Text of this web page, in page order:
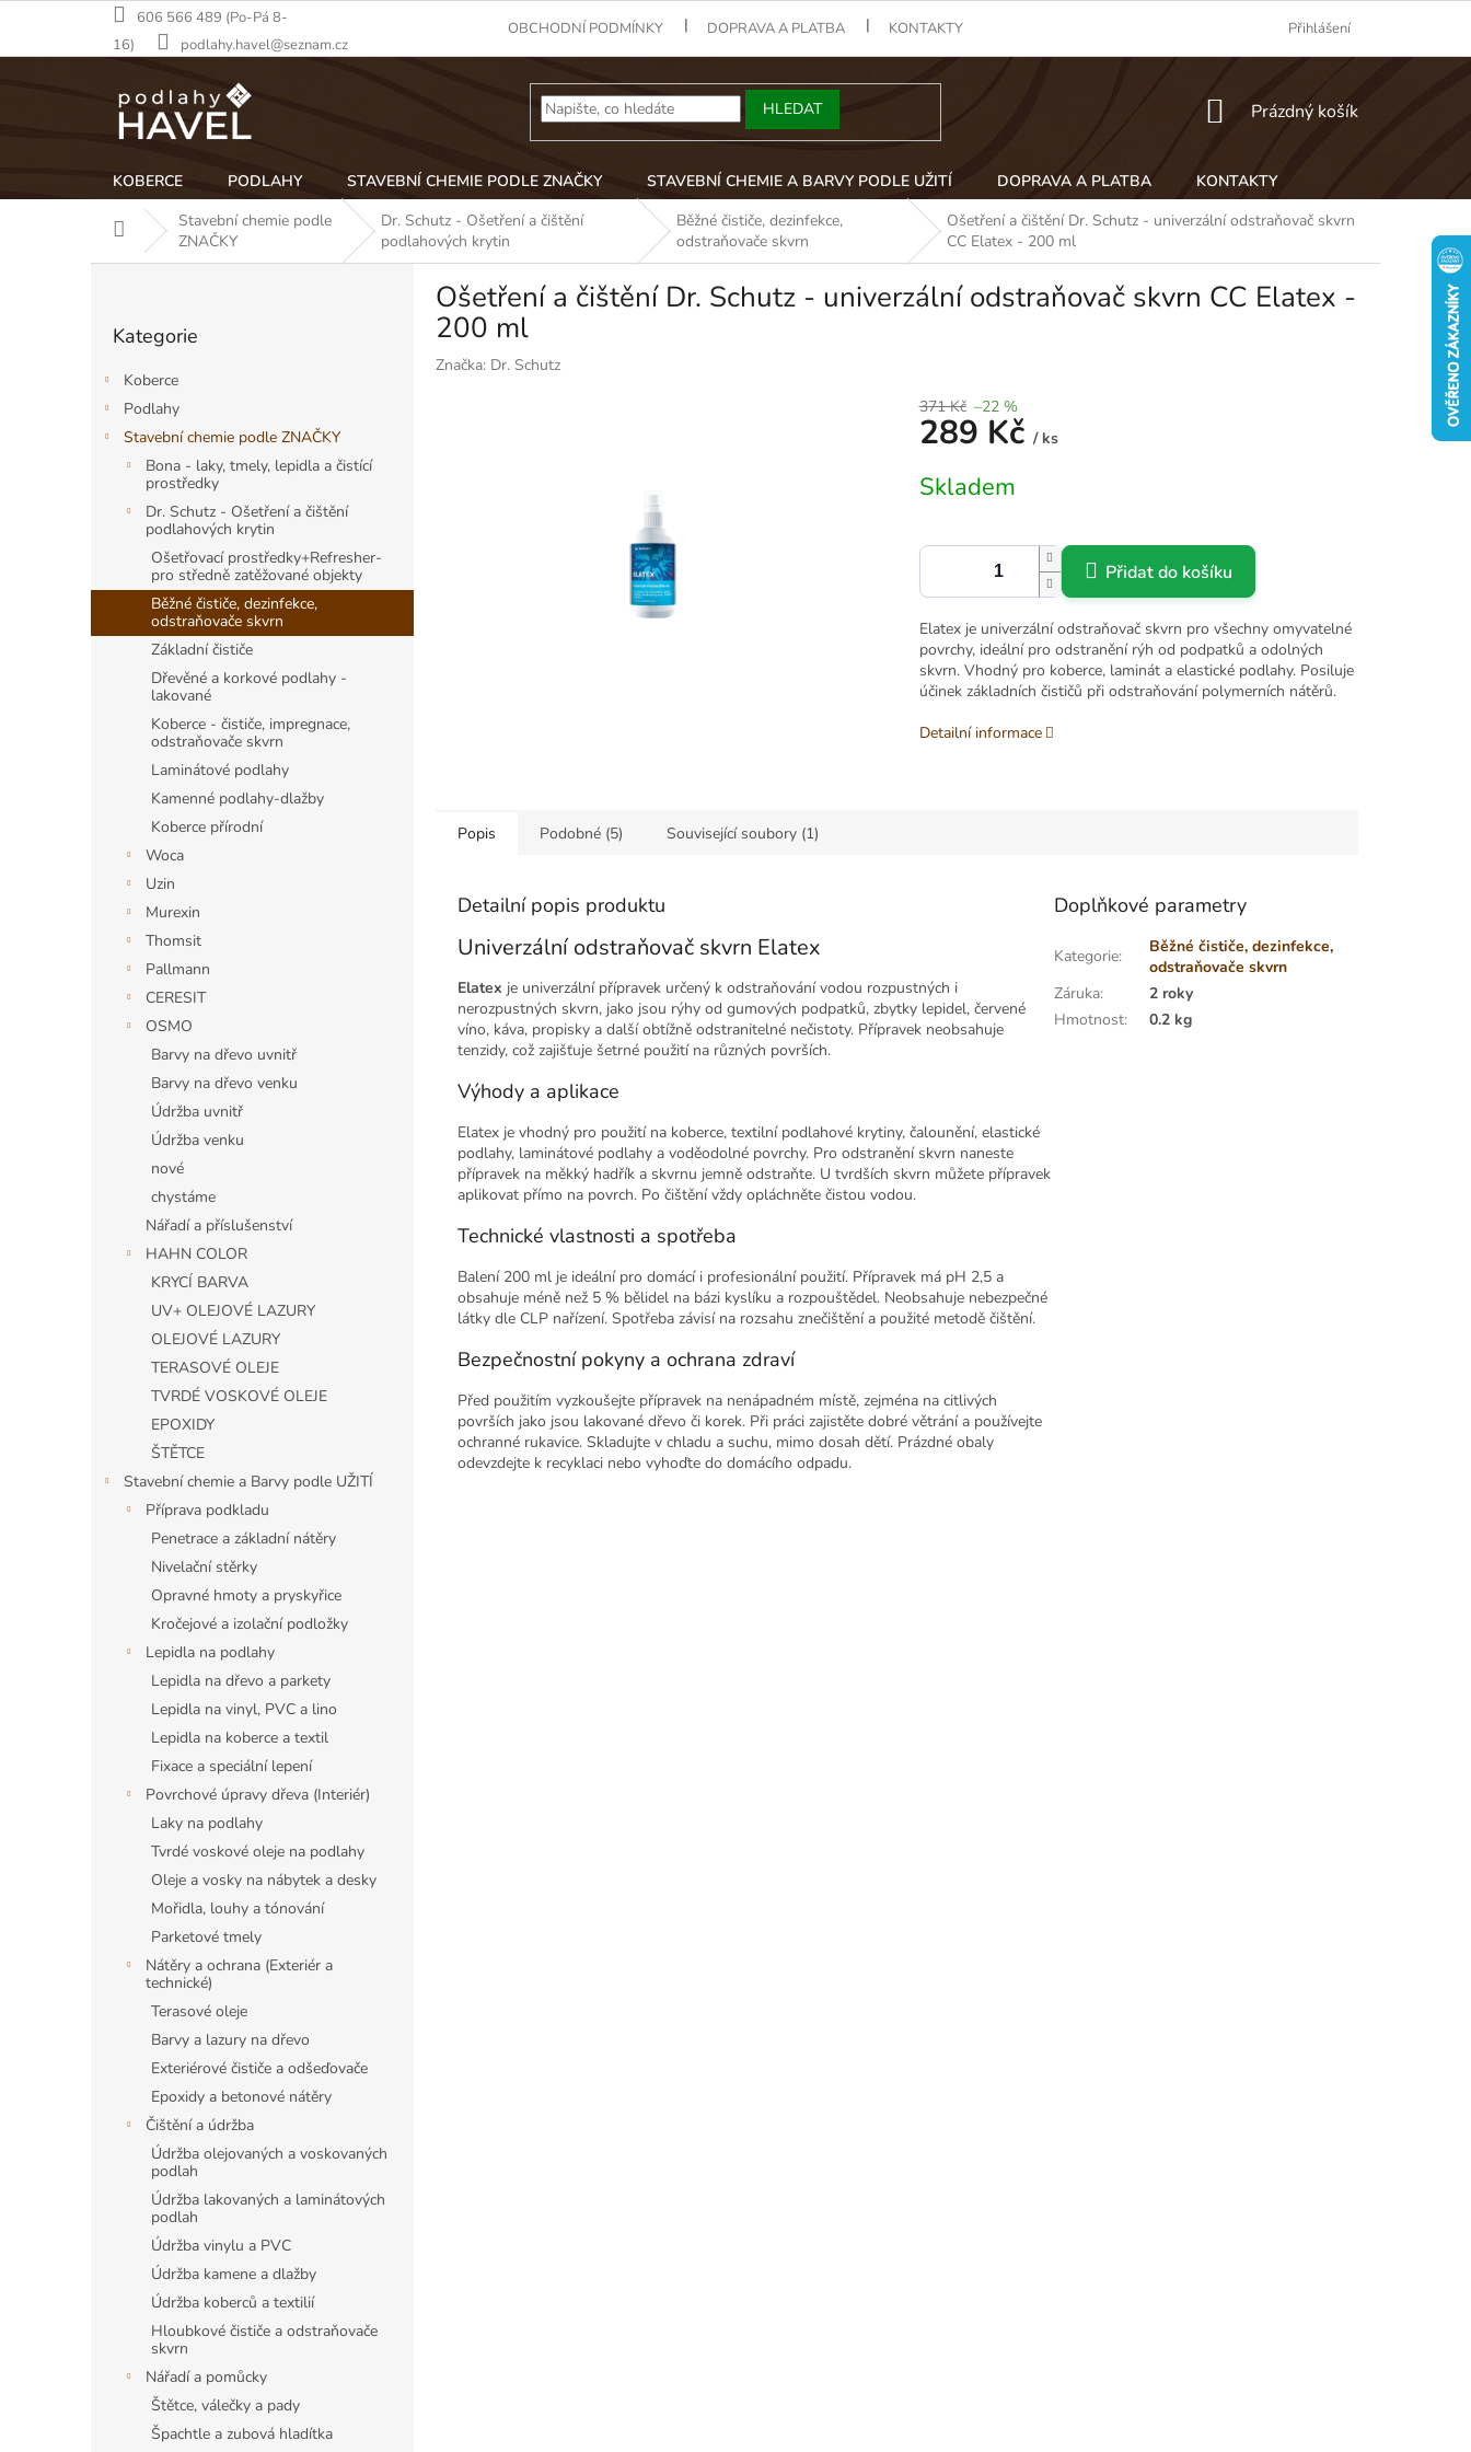
obsah
606 566 489 (Po-Pá 8-
16)
podlahy.havel@seznam.cz
OBCHODNÍ PODMÍNKY DOPRAVA A PLATBA KONTAKTY Přihlášení
HLEDAT
NÁKUPNÍ
Prázdný košík
KOBERCE PODLAHY STAVEBNÍ CHEMIE PODLE ZNAČKY STAVEBNÍ CHEMIE A BARVY PODLE UŽITÍ DOPRAVA A PLATBA KONTAKTY
Domů Stavební chemie podle
ZNAČKY
Dr. Schutz - Ošetření a čištění
podlahových krytin
Běžné čističe, dezinfekce,
odstraňovače skvrn
Ošetření a čištění Dr. Schutz - univerzální odstraňovač skvrn
CC Elatex - 200 ml
l
kategorie
Kategorie
Koberce
Podlahy
Stavební chemie podle ZNAČKY
Bona - laky, tmely, lepidla a čistící
prostředky
Dr. Schutz - Ošetření a čištění
podlahových krytin
Ošetřovací prostředky+Refresher-
pro středně zatěžované objekty
Běžné čističe, dezinfekce,
odstraňovače skvrn
Základní čističe
Dřevěné a korkové podlahy -
lakované
Koberce - čističe, impregnace,
odstraňovače skvrn
Laminátové podlahy
Kamenné podlahy-dlažby
Koberce přírodní
Woca
Uzin
Murexin
Thomsit
Pallmann
CERESIT
OSMO
Barvy na dřevo uvnitř
Barvy na dřevo venku
Údržba uvnitř
Údržba venku
nové
chystáme
Nářadí a příslušenství
HAHN COLOR
KRYCÍ BARVA
UV+ OLEJOVÉ LAZURY
OLEJOVÉ LAZURY
TERASOVÉ OLEJE
TVRDÉ VOSKOVÉ OLEJE
EPOXIDY
ŠTĚTCE
Stavební chemie a Barvy podle UŽITÍ
Příprava podkladu
Penetrace a základní nátěry
Nivelační stěrky
Opravné hmoty a pryskyřice
Kročejové a izolační podložky
Lepidla na podlahy
Lepidla na dřevo a parkety
Lepidla na vinyl, PVC a lino
Lepidla na koberce a textil
Fixace a speciální lepení
Povrchové úpravy dřeva (Interiér)
Laky na podlahy
Tvrdé voskové oleje na podlahy
Oleje a vosky na nábytek a desky
Mořidla, louhy a tónování
Parketové tmely
Nátěry a ochrana (Exteriér a
technické)
Terasové oleje
Barvy a lazury na dřevo
Exteriérové čističe a odšeďovače
Epoxidy a betonové nátěry
Čištění a údržba
Údržba olejovaných a voskovaných
podlah
Údržba lakovaných a laminátových
podlah
Údržba vinylu a PVC
Údržba kamene a dlažby
Údržba koberců a textilií
Hloubkové čističe a odstraňovače
skvrn
Nářadí a pomůcky
Štětce, válečky a pady
Špachtle a zubová hladítka
Ošetření a čištění Dr. Schutz - univerzální odstraňovač skvrn CC Elatex -
200 ml
Značka: Dr. Schutz
371 Kč –22 %
289 Kč / ks
cena:
Skladem
Přidat do košíku
Elatex je univerzální odstraňovač skvrn pro všechny omyvatelné
povrchy, ideální pro odstranění rýh od podpatků a odolných
skvrn. Vhodný pro koberce, laminát a elastické podlahy. Posiluje
účinek základních čističů při odstraňování polymerních nátěrů.
Detailní informace
Popis Podobné (5) Související soubory (1)
Detailní popis produktu
Univerzální odstraňovač skvrn Elatex
Elatex je univerzální přípravek určený k odstraňování vodou rozpustných i
nerozpustných skvrn, jako jsou rýhy od gumových podpatků, zbytky lepidel, červené
víno, káva, propisky a další obtížně odstranitelné nečistoty. Přípravek neobsahuje
tenzidy, což zajišťuje šetrné použití na různých površích.
Výhody a aplikace
Elatex je vhodný pro použití na koberce, textilní podlahové krytiny, čalounění, elastické
podlahy, laminátové podlahy a voděodolné povrchy. Pro odstranění skvrn naneste
přípravek na měkký hadřík a skvrnu jemně odstraňte. U tvrdších skvrn můžete přípravek
aplikovat přímo na povrch. Po čištění vždy opláchněte čistou vodou.
Technické vlastnosti a spotřeba
Balení 200 ml je ideální pro domácí i profesionální použití. Přípravek má pH 2,5 a
obsahuje méně než 5 % bělidel na bázi kyslíku a rozpouštědel. Neobsahuje nebezpečné
látky dle CLP nařízení. Spotřeba závisí na rozsahu znečištění a použité metodě čištění.
Bezpečnostní pokyny a ochrana zdraví
Před použitím vyzkoušejte přípravek na nenápadném místě, zejména na citlivých
površích jako jsou lakované dřevo či korek. Při práci zajistěte dobré větrání a používejte
ochranné rukavice. Skladujte v chladu a suchu, mimo dosah dětí. Prázdné obaly
odevzdejte k recyklaci nebo vyhoďte do domácího odpadu.
Doplňkové parametry
Kategorie:
Běžné čističe, dezinfekce,
odstraňovače skvrn
Záruka:
2 roky
Hmotnost: 0.2 kg